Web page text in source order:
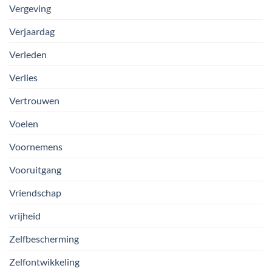
Vergeving
Verjaardag
Verleden
Verlies
Vertrouwen
Voelen
Voornemens
Vooruitgang
Vriendschap
vrijheid
Zelfbescherming
Zelfontwikkeling